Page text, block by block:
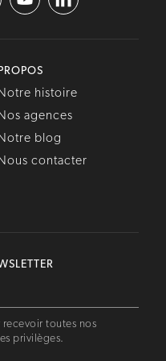
histoire
agences
blog
contacter
recevoir toutes nos
privilèges.